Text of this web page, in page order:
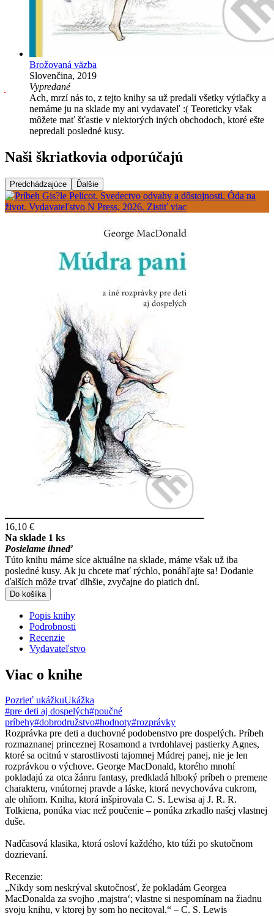
Brožovaná väzba
Slovenčina, 2019
Vypredané
Ach, mrzí nás to, z tejto knihy sa už predali všetky výtlačky a
nemáme ju na sklade my ani vydavateľ :( Teoreticky však
môžete mať šťastie v niektorých iných obchodoch, ktoré ešte
nepredali posledné kusy.
Naši škriatkovia odporúčajú
Predchádzajúce Ďalšie
16,10 €
Na sklade 1 ks
Posielame ihneď
Túto knihu máme síce aktuálne na sklade, máme však už iba
posledné kusy. Ak ju chcete mať rýchlo, ponáhľajte sa! Dodanie
ďalších môže trvať dlhšie, zvyčajne do piatich dní.
Do košíka
Popis knihy
Podrobnosti
Recenzie
Vydavateľstvo
Viac o knihe
Pozrieť ukážkuUkážka
#pre deti aj dospelých#poučné
príbehy#dobrodružstvo#hodnoty#rozprávky
Rozprávka pre deti a duchovné podobenstvo pre dospelých. Príbeh
rozmaznanej princeznej Rosamond a tvrdohlavej pastierky Agnes,
ktoré sa ocitnú v starostlivosti tajomnej Múdrej panej, nie je len
rozprávkou o výchove. George MacDonald, ktorého mnohí
pokladajú za otca žánru fantasy, predkladá hlboký príbeh o premene
charakteru, vnútornej pravde a láske, ktorá nevychováva cukrom,
ale ohňom. Kniha, ktorá inšpirovala C. S. Lewisa aj J. R. R.
Tolkiena, ponúka viac než poučenie – ponúka zrkadlo našej vlastnej
duše.
Nadčasová klasika, ktorá osloví každého, kto túži po skutočnom
dozrievaní.
Recenzie:
„Nikdy som neskrýval skutočnosť, že pokladám Georgea
MacDonalda za svojho ‚majstra‘; vlastne si nespomínam na žiadnu
svoju knihu, v ktorej by som ho necitoval.“ – C. S. Lewis